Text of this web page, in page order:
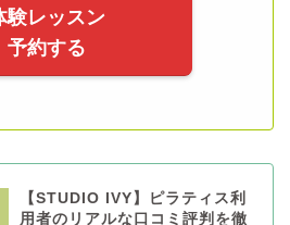
験レッスン
予約する
【STUDIO IVY】ピラティス利
用者のリアルな口コミ評判を徹